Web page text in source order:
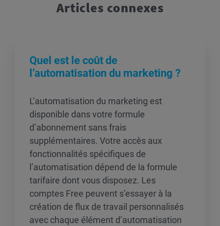
Articles connexes
Quel est le coût de
l’automatisation du marketing ?
L’automatisation du marketing est
disponible dans votre formule
d’abonnement sans frais
supplémentaires. Votre accès aux
fonctionnalités spécifiques de
l’automatisation dépend de la formule
tarifaire dont vous disposez. Les
comptes Free peuvent s’essayer à la
création de flux de travail personnalisés
avec chaque élément d’automatisation